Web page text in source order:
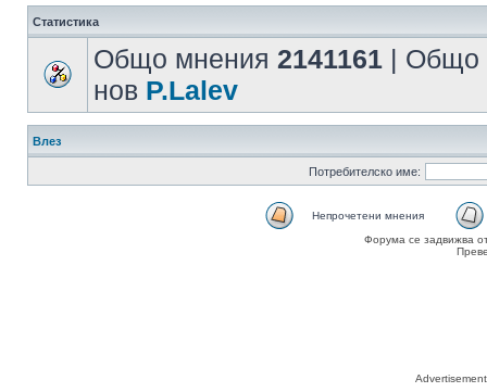
Статистика
Общо мнения 2141161 | Общо
нов P.Lalev
Влез
Потребителско име:
Непрочетени мнения
Форума се задвижва